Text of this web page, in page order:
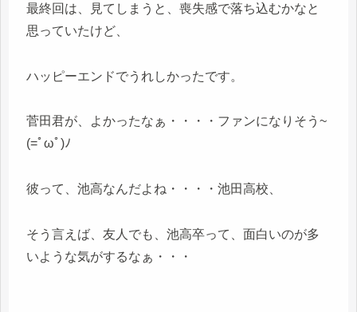
最終回は、見てしまうと、喪失感で落ち込むかなと
思っていたけど、
ハッピーエンドでうれしかったです。
菅田君が、よかったなぁ・・・・ファンになりそう~
(=ﾟωﾟ)ﾉ
彼って、池高なんだよね・・・・池田高校、
そう言えば、友人でも、池高卒って、面白いのが多
いような気がするなぁ・・・